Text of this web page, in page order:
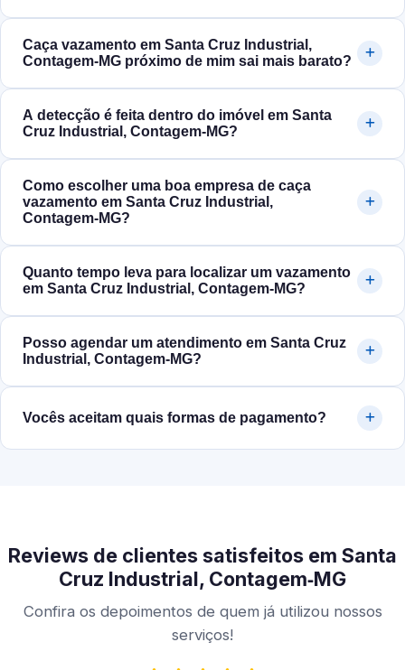
Caça vazamento em Santa Cruz Industrial,
Contagem‑MG próximo de mim sai mais barato?
A detecção é feita dentro do imóvel em Santa
Cruz Industrial, Contagem‑MG?
Como escolher uma boa empresa de caça
vazamento em Santa Cruz Industrial,
Contagem‑MG?
Quanto tempo leva para localizar um vazamento
em Santa Cruz Industrial, Contagem‑MG?
Posso agendar um atendimento em Santa Cruz
Industrial, Contagem‑MG?
Vocês aceitam quais formas de pagamento?
Reviews de clientes satisfeitos em Santa
Cruz Industrial, Contagem‑MG
Confira os depoimentos de quem já utilizou nossos
serviços!